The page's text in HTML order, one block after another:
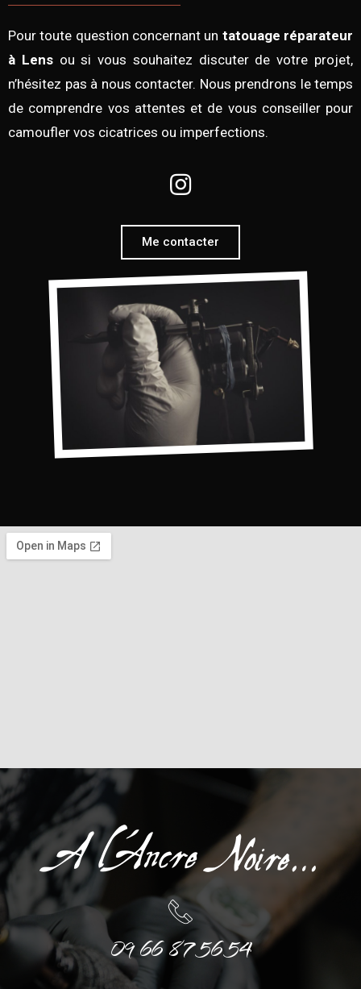
Pour toute question concernant un tatouage réparateur
à Lensou si vous souhaitez discuter de votre projet,
n’hésitez pas à nous contacter. Nous prendrons le temps
de comprendre vos attentes et de vous conseiller pour
camoufler vos cicatrices ou imperfections.
Me contacter
09 66 87 56 54